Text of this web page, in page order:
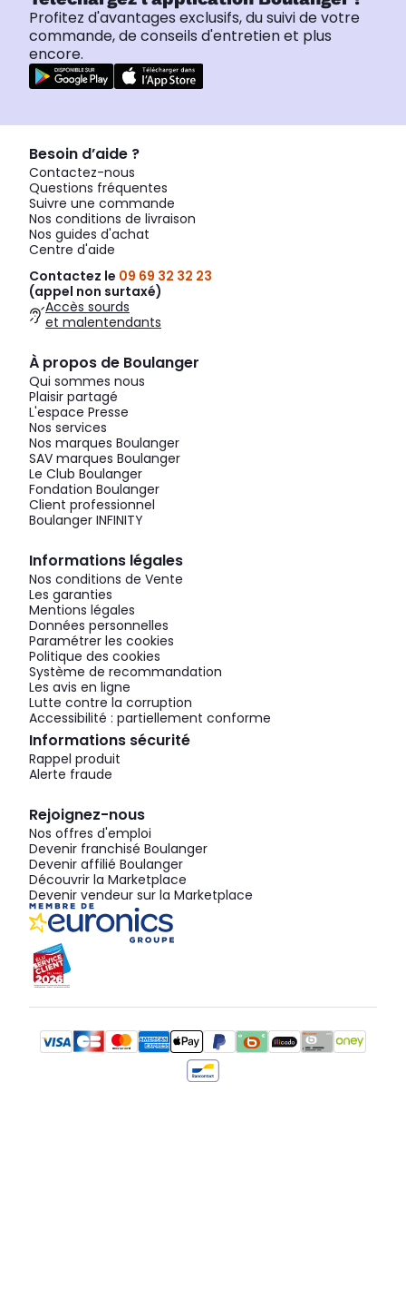
Profitez d'avantages exclusifs, du suivi de votre
commande, de conseils d'entretien et plus
encore.
Besoin d’aide ?
Contactez-nous
Questions fréquentes
Suivre une commande
Nos conditions de livraison
Nos guides d'achat
Centre d'aide
Contactez le 09 69 32 32 23
(appel non surtaxé)
Accès sourds
et malentendants
À propos de Boulanger
Qui sommes nous
Plaisir partagé
L'espace Presse
Nos services
Nos marques Boulanger
SAV marques Boulanger
Le Club Boulanger
Fondation Boulanger
Client professionnel
Boulanger INFINITY
Informations légales
Nos conditions de Vente
Les garanties
Mentions légales
Données personnelles
Paramétrer les cookies
Politique des cookies
Système de recommandation
Les avis en ligne
Lutte contre la corruption
Accessibilité : partiellement conforme
Informations sécurité
Rappel produit
Alerte fraude
Rejoignez-nous
Nos offres d'emploi
Devenir franchisé Boulanger
Devenir affilié Boulanger
Découvrir la Marketplace
Devenir vendeur sur la Marketplace